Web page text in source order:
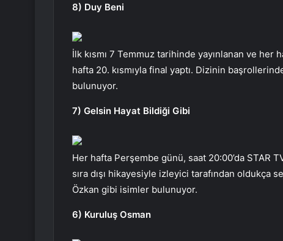
8) Duy Beni
İlk kısmı 7 Temmuz tarihinde yayınlanan ve
hafta 20. kısmıyla final yaptı. Dizinin
bulunuyor.
7) Gelsin Hayat Bildiği Gibi
Her hafta Perşembe günü, saat 20:00’da STAR
sıra dışı hikayesiyle izleyici tarafından
Özkan gibi isimler bulunuyor.
6) Kuruluş Osman